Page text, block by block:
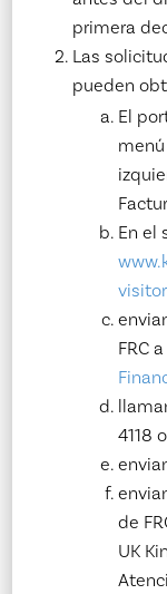
primera
Las
pueden
El
En el
FRC a
4118
de
UK